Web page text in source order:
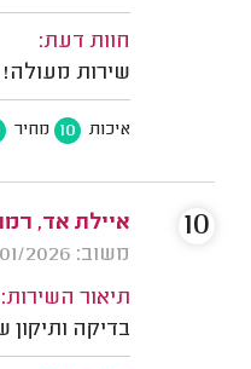
חוות דעת:
שירות מעולה!
איכות 10 מחיר
איילת אד,
משוב: 05/01/2026
תיאור השירות:
בדיקה
10